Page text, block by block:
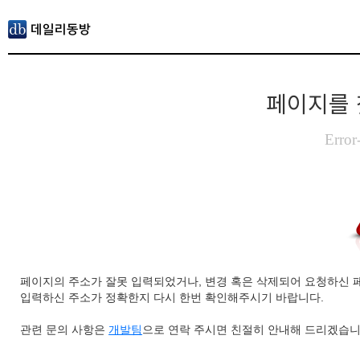
페이지를
페이지의 주소가 잘못 입력되었거나, 변경 혹은 삭제되어 요청하신
입력하신 주소가 정확한지 다시 한번 확인해주시기 바랍니다.
관련 문의 사항은 개발팀 으로 연락 주시면 친절히 안내해 드리겠습